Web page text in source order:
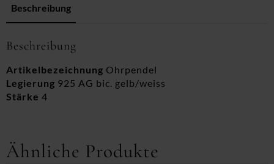
Beschreibung
Beschreibung
Artikelbezeichnung Ohrpendel
Legierung 925 AG bic. gelb/weiss
Stärke 4
Ähnliche Produkte